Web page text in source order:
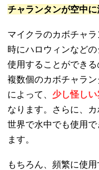
チャランタンが空中に
マイクラのカボチャ
時にハロウィンなど
使用することができ
複数個のカボチャラ
によって、 少し怪し
なります。さらに、
世界で水中でも使用
ます。
もちろん、頻繁に使